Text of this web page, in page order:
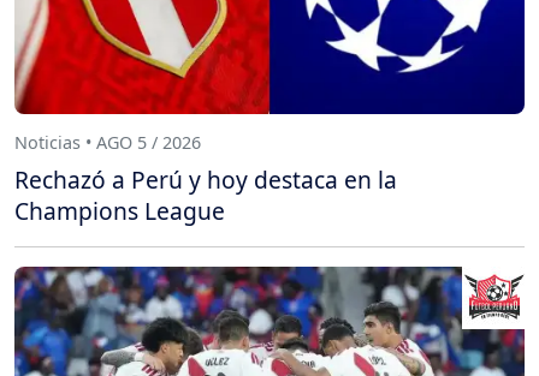
Noticias • AGO 5 / 2026
Rechazó a Perú y hoy destaca en la
Champions League